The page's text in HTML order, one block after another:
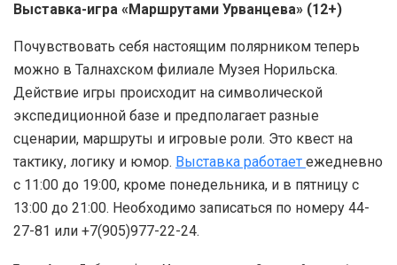
Выставка-игра «Маршрутами Урванцева» (12+)
Почувствовать себя настоящим полярником теперь
можно в Талнахском филиале Музея Норильска.
Действие игры происходит на символической
экспедиционной базе и предполагает разные
сценарии, маршруты и игровые роли. Это квест на
тактику, логику и юмор. Выставка работает ежедневно
с 11:00 до 19:00, кроме понедельника, и в пятницу с
13:00 до 21:00. Необходимо записаться по номеру 44-
27-81 или +7(905)977-22-24.